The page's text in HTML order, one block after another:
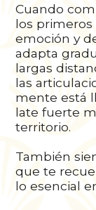
Cuando
los
emoción y
adapta
largas
las
mente está
late fuerte
territorio.
También
que te
lo esencial